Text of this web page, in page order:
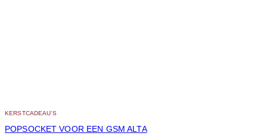
KERSTCADEAU’S
POPSOCKET VOOR EEN GSM ALTA